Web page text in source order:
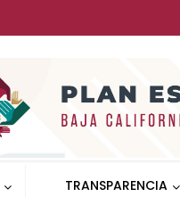
TRANSPARENCIA